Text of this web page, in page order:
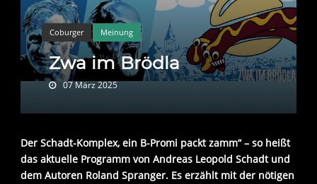
Coburger Meinung
Zwa im Brödla
07 März 2025
Der Schadt-Komplex, ein B-Promi packt zamm“ – so heißt
das aktuelle Programm von Andreas Leopold Schadt und
dem Autoren Roland Spranger. Es erzählt mit der nötigen